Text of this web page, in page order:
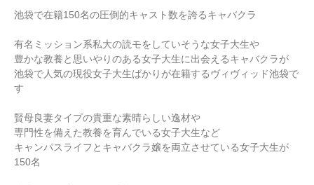
池袋で在籍150名の圧倒的キャスト数を誇るキャバクラ
有名ミッション系私大の読モをしていそうな女子大生や
豊かな教養と思いやりのある女子大生に出会えるキャバクラが
池袋で人気の現役女子大生ばかりが在籍するヴィヴィッド池袋で
す
賢母良妻タイプの貴重な素晴らしい逸材や
専門性を備えた教養を育んでいる女子大生など
キャンパスライフとキャバクラ嬢を両立させている女子大生が
150名